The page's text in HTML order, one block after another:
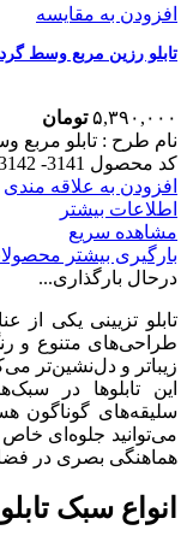
افزودن به مقایسه
تابلو رزین مربع وسط
۵,۳۹۰,۰۰۰ تومان
نام طرح :‌ تابلو مربع
کد محصول 3141- 3142
افزودن به علاقه مندی
اطلاعات بیشتر
مشاهده سریع
بارگیری بیشتر
درحال بارگذاری...
تابلو تزیینی یکی
طراحی‌های متنوع و
زیباتر و دل‌نشین‌تر
این تابلوها در
سلیقه‌های گوناگون
می‌توانید جلوه‌ای
هماهنگی بصری در فضا
انواع سبک